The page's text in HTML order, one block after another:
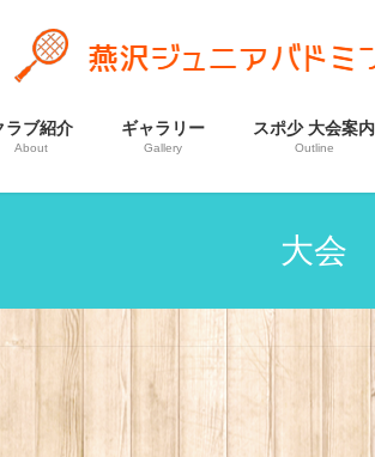
ラブ紹介
About
ギャラリー
Gallery
スポ少 大会案内
Outline
大会